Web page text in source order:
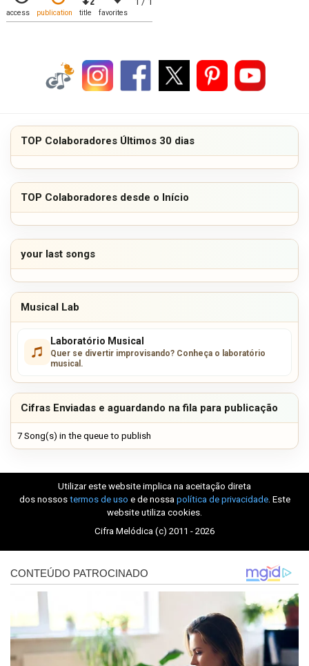
access publication title favorites
TOP Colaboradores Últimos 30 dias
TOP Colaboradores desde o Início
your last songs
Musical Lab
Laboratório Musical
Quer se divertir improvisando? Conheça o laboratório
musical.
Cifras Enviadas e aguardando na fila para publicação
7 Song(s) in the queue to publish
Utilizar este website implica na aceitação direta
dos nossos termos de uso e de nossa política de privacidade. Este
website utiliza cookies.
Cifra Melódica (c) 2011 - 2026